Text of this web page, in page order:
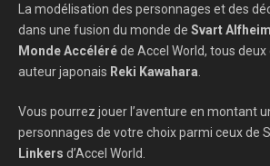
La modélisation des personnages et des
dans une fusion du monde de Svart Alfheim
Monde Accéléréde Accel World, tous
auteur japonais Reki Kawahara.
Vous pourrez jouer l’aventure en montant
personnages de votre choix parmi ceux de
Linkers d’Accel World.